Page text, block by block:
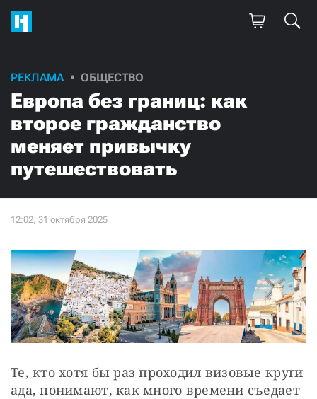
РЕКЛАМА ОБЩЕСТВО
Европа без границ: как
второе гражданство
меняет привычку
путешествовать
Те, кто хотя бы раз проходил визовые круги
ада, понимают, как много времени съедает